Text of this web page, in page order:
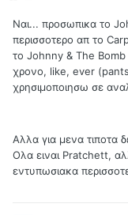
Ναι... προσωπικα το
περισσοτερο απ το
το Johnny & The Bomb
χρονο, like, ever
χρησιμοποιησω σε
Αλλα για μενα τιποτα
Ολα ειναι Pratchett,
εντυπωσιακα